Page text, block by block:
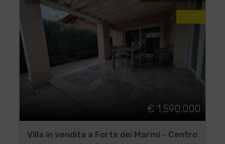
LUSSO
€ 1.590.000
Villa in vendita a Forte dei Marmi - Centro